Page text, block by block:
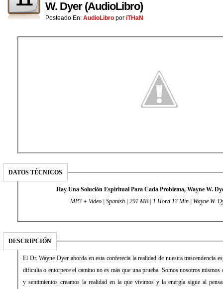
W. Dyer (AudioLibro)
Posteado En: AudioLibro por iTHaN
DATOS TÉCNICOS
Hay Una Solución Espiritual Para Cada Problema, Wayne W.
MP3 + Video | Spanish | 291 MB | 1 Hora 13 Min | Wayne W.
DESCRIPCIÓN
El Dr. Wayne Dyer aborda en esta conferecia la realidad de nuestra trascendencia
dificulta o entorpece el camino no es más que una prueba. Somos nosotros mismos
y sentimientos creamos la realidad en la que vivimos y la energía sigue al